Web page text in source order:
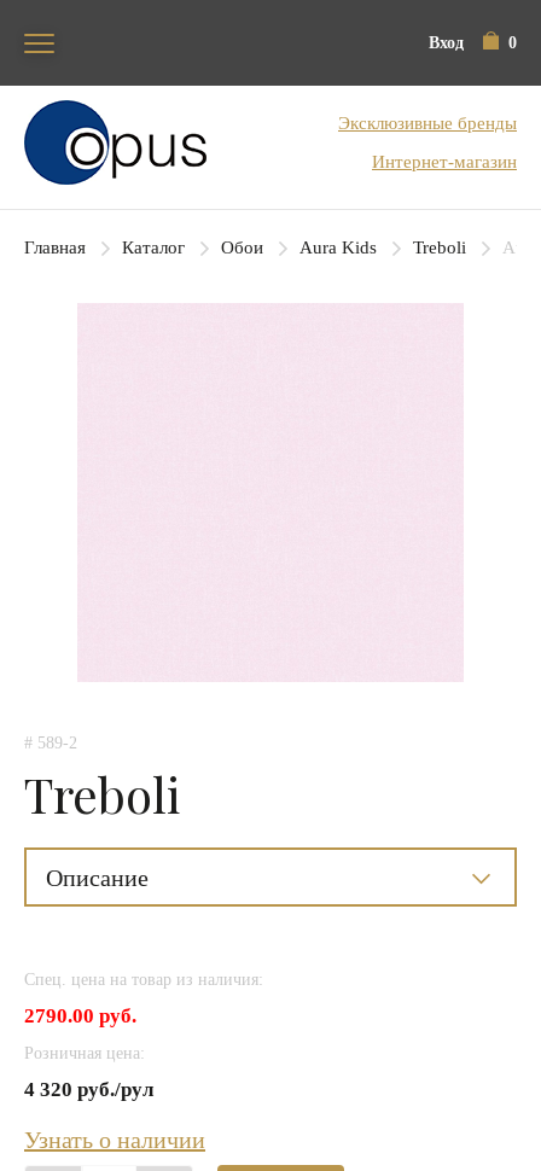
Вход 0
Блок поиска
Эксклюзивные бренды
Интернет-магазин
Главная Каталог Обои Aura Kids Treboli
# 589-2
Treboli
Описание
Спец. цена на товар из наличия:
2790.00 руб.
Розничная цена:
4 320 руб./рул
Узнать о наличии